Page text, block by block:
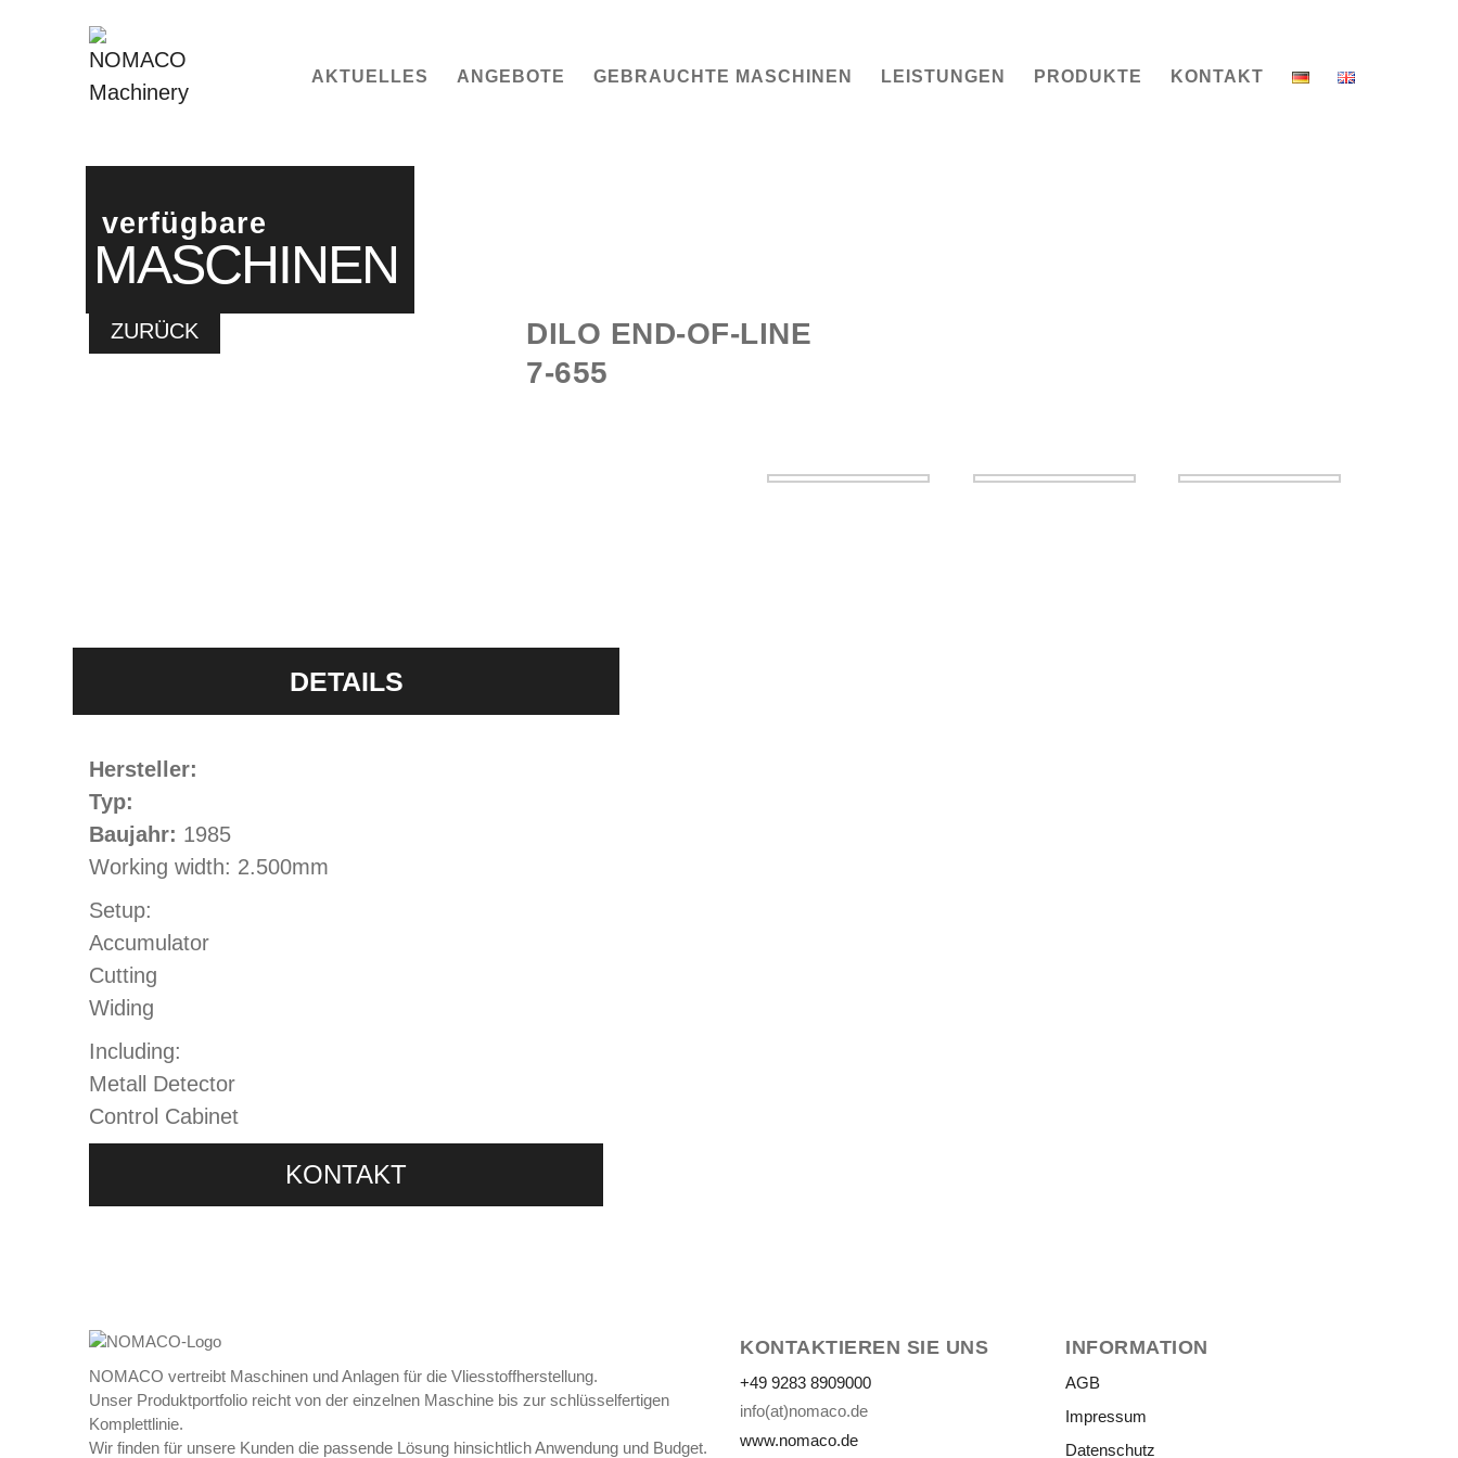
AKTUELLES ANGEBOTE GEBRAUCHTE MASCHINEN LEISTUNGEN PRODUKTE KONTAKT
verfügbare
MASCHINEN
ZURÜCK
DILO END-OF-LINE
7-655
DETAILS
Hersteller:
Typ:
Baujahr: 1985
Working width: 2.500mm
Setup:
Accumulator
Cutting
Widing
Including:
Metall Detector
Control Cabinet
KONTAKT
NOMACO vertreibt Maschinen und Anlagen für die Vliesstoffherstellung.
Unser Produktportfolio reicht von der einzelnen Maschine bis zur schlüsselfertigen
Komplettlinie.
Wir finden für unsere Kunden die passende Lösung hinsichtlich Anwendung und Budget.
KONTAKTIEREN SIE UNS
+49 9283 8909000
info(at)nomaco.de
www.nomaco.de
INFORMATION
AGB
Impressum
Datenschutz